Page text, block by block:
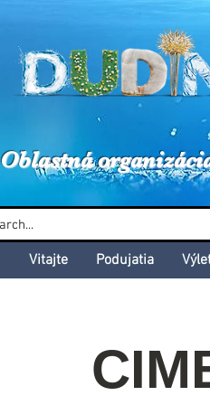
Oblastná
Vitajte Podujatia